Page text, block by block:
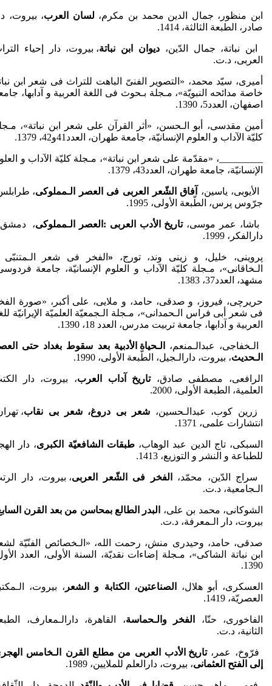
ابن منظور، جمال الدین محمد بن مکرم، لسان العرب، بیروت،
صادر، الطبعة الثالثة، 1414.
ابن نباتة، جمال الدّین، دیوان ابن نباتة، بیروت، دار إحیاء
العربی، د.ت.
أمیری، سیّد محمد، «التصویر الفنیّ الباهت للتراث فی شعر ابن
خاصة مدائحه النبویّة»، مـجلة بـحوث فی اللغة العربیة و آدابها،
اصفهان، العدد5، 1390.
أمین مقدسی، أبو الـحسن، «أثر القرآن على شعر ابن نباتة»،
کلیّة الآداب و العلوم الإنسانیّة، جامعة طهران، العدد41و42، 1379.
_________، «مقدّمة على شعر ابن نباتة»، مـجلة کلیّة الآداب و
الإنسانیّة، جامعة طهران، العدد43، 1379.
الأیوبی، یاسین، آفاق الشّعر العربی فی العصر الـمملوکی،
جرّوس پرس، الطّبعة الأولی، 1995.
باشا، عمر موسی،تاریخ الأدب العربی :العصر الـمملوکی،
دارالفکر، 1999.
پروینی، خلیل، و زینی وند، تورج، « الفخر فی شعر
الـخاقانی»، مـجلة کلیّة الآداب و العلوم الإنسانیّة، جامعة
مشهد، العدد37، 1383.
حریرچی، فیروز، و صدقی، حامد، و ملایی، علی أکبر، «صورة
فی شعر أبی فراس الـحمدانی»، مـجلة الـجمعیّة العلمیّة الإیرانیّة
العربیة و آدابها، جامعة تربیت مدرس، العدد 18، 1390.
الـخفاجی، عبدالـمنعم،
الـحیاة الأدبیة بعد سقوط بغداد حتى
الـحدیث، بیروت، دارالـجیل، الطّبعة الأولی، 1990.
الرافعی، مصطفی صادق،تاریخ آداب العرب، بیروت، دار
العلمیة، الطبعة الأولی، 2000.
زرین کوب، عبدالـحسین،شعر بى دروغ، شعر بى نقاب،
انتشارات علمی، 1371.
السبکی، تاج الدین عبد الوهاب،طبقات الشافعیّة الکبرى، دار
للطباعة و النشر و التوزیع، 1413.
سراج الدّین، محمّد، الفخر فی الشّعر العربی، بیروت، دار
الـجامعیة، د.ت.
الشوکانی، محمد بن علی،
البدر الطالع بمحاسن من بعد القرن
بیروت، دار الـمعرفة، د.ت.
صدقی، حامد، وحیدری منش، رحمت الله، «الـخصائص الفنّیّة
ابن نباتة الشاکی»، مـجلة إضاءات نقدیّة، السنة الأولى، العدد
1390.
العسکری، أبو هلال، الصناعتین، الکتابة و الشعر ، بیروت،
العصریّة، 1419.
الفاخوری، حنّا، الفخر والـحماسة، القاهرة، دارالـمعارف،
الثانیة، د.ت.
­­­­­­­فرّوخ، عمر،تاریخ الأدب العربی من مطلع القرن الـخامس
إلی الفتح العثمانی، بیروت، دارالعلم للملایین، 1989.